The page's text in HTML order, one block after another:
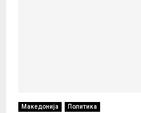
Македонија Политика